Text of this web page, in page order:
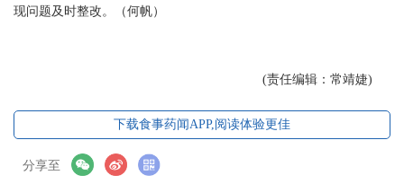
现问题及时整改。（何帆）
(责任编辑：常靖婕)
下载食事药闻APP,阅读体验更佳
分享至